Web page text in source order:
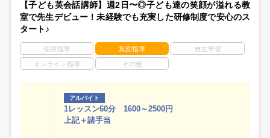
【子ども英会話講師】週2日〜◎子ども達の笑顔が溢れる教
室で先生デビュー！未経験でも充実した研修制度で安心のス
タート♪
個別指導 集団指導 自立学習
オンライン指導 その他
アルバイト
1レッスン60分 1600～2500円
上記＋諸手当